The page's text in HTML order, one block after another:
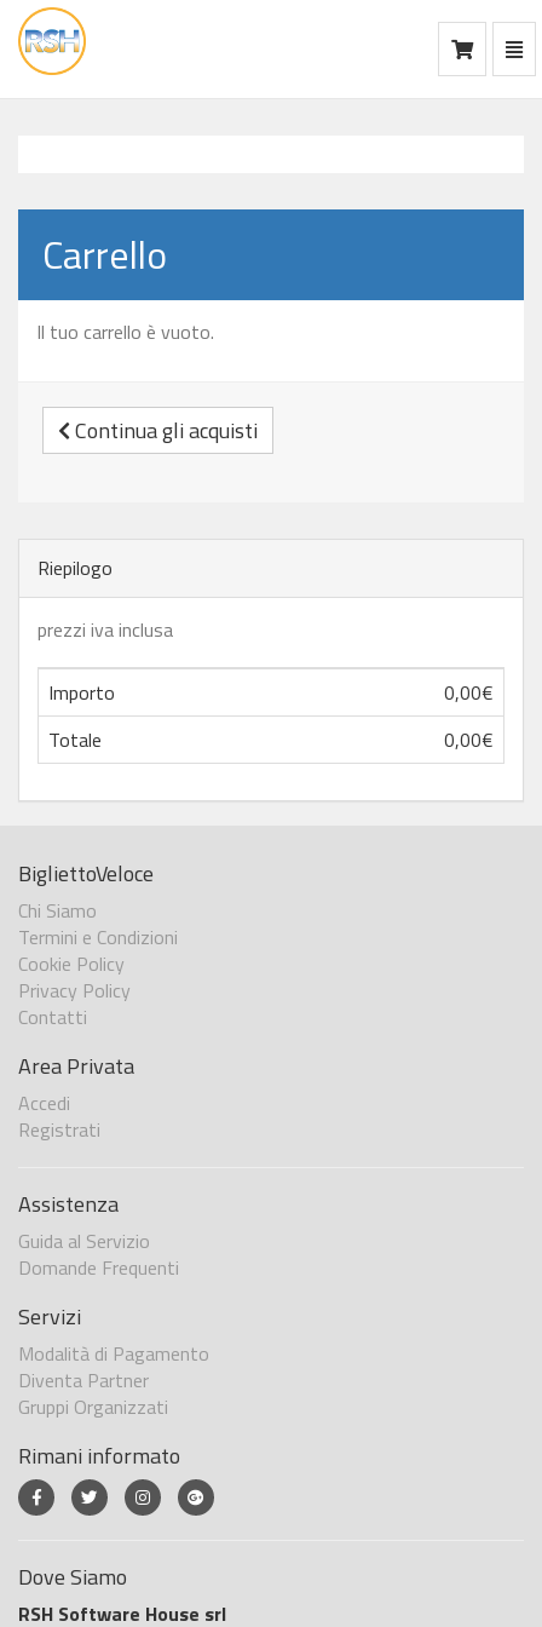
vai
alla
Carrello
Il tuo carrello è vuoto.
Continua gli acquisti
Riepilogo
prezzi iva inclusa
Importo
0,00€
Totale
0,00€
BigliettoVeloce
Chi Siamo
Termini e Condizioni
Cookie Policy
Privacy Policy
Contatti
Area Privata
Accedi
Registrati
Assistenza
Guida al Servizio
Domande Frequenti
Servizi
Modalità di Pagamento
Diventa Partner
Gruppi Organizzati
Rimani informato
Dove Siamo
RSH Software House srl